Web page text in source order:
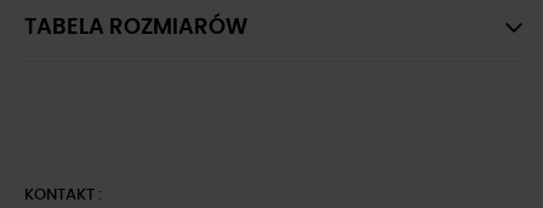
TABELA ROZMIARÓW
KONTAKT :